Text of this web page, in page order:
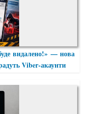
видалено!» — нова
Viber-акаунти